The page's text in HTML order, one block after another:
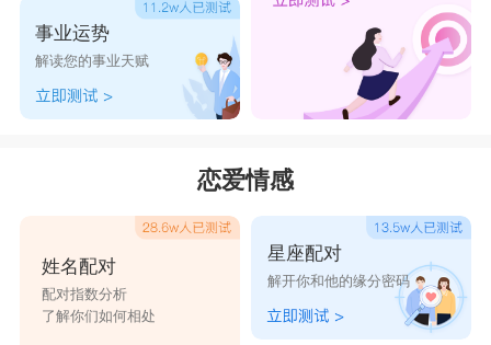
鱼缸摆放风水禁忌：
1、不可放于卧室
有水的地方就会产生湿气，若将鱼缸摆放在卧
居住者身体健康;再者鱼缸制氧马达发出的噪音，
也会导致睡眠品质不佳。
2、不可过大或过高
虽然水对财运风水有相当大的助力，但若鱼缸
过大、摆放位置过高，则可能带来反效果。大型鱼
事业运势
解读您的事业天赋
恋爱情感
姓名配对
配对指数分析
了解你们如何相处
星座配对
解开你和他的缘分密码